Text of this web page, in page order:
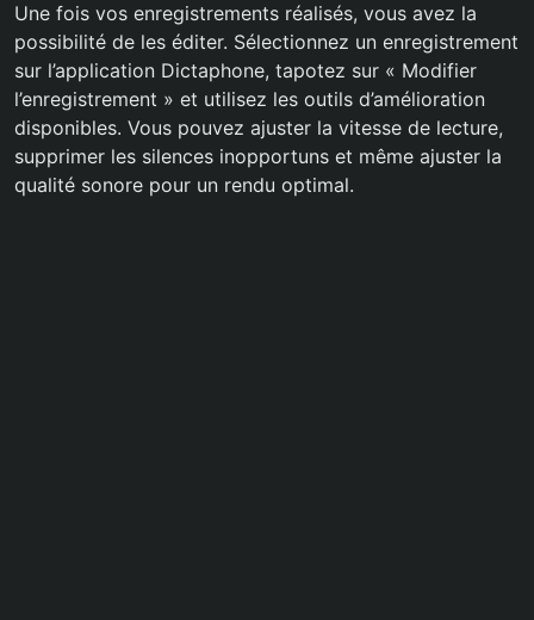
Une fois vos enregistrements réalisés, vous avez la
possibilité de les éditer. Sélectionnez un enregistrement
sur l’application Dictaphone, tapotez sur « Modifier
l’enregistrement » et utilisez les outils d’amélioration
disponibles. Vous pouvez ajuster la vitesse de lecture,
supprimer les silences inopportuns et même ajuster la
qualité sonore pour un rendu optimal.